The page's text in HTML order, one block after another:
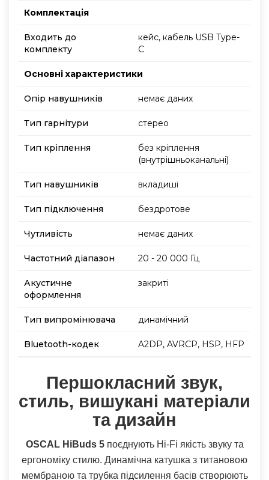
Комплектація
Входить до
комплекту
кейс, кабель USB Type-
C
Основнi характеристики
Опір навушників немає даних
Тип гарнітури стерео
Тип кріплення
без кріплення
(внутрішньоканальні)
Тип навушників вкладиші
Тип підключення бездротове
Чутливість немає даних
Частотний діапазон 20 - 20 000 Гц
Акустичне
оформлення
закриті
Тип випромінювача динамічний
Bluetooth-кодек A2DP, AVRCP, HSP, HFP
Першокласний звук,
стиль, вишукані матеріали
та дизайн
OSCAL HiBuds 5поєднують Hi-Fi якість звуку та
ергономіку стилю. Динамічна катушка з титановою
мембраною та трубка підсилення басів створюють